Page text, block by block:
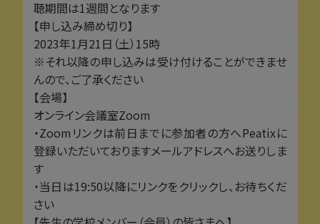
聴期間は1週間となります
【申し込み締め切り】
2023年1月21日（土）15時
※それ以降の申し込みは受け付けることができませ
んので、ご了承ください
【会場】
オンライン会議室Zoom
・Zoomリンクは前日までに参加者の方へPeatixに
登録いただいておりますメールアドレスへお送りしま
す
・当日は19:50以降にリンクをクリックし、お待ちくだ
さい